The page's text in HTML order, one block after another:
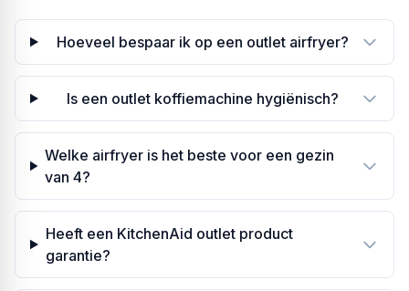
Hoeveel bespaar ik op een outlet airfryer?
Is een outlet koffiemachine hygiënisch?
Welke airfryer is het beste voor een gezin
van 4?
Heeft een KitchenAid outlet product
garantie?